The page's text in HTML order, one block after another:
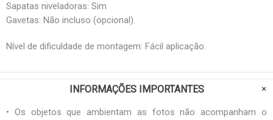
Sapatas niveladoras: Sim
Gavetas: Não incluso (opcional).
Nível de dificuldade de montagem: Fácil aplicação.
INFORMAÇÕES IMPORTANTES
• Os objetos que ambientam as fotos não acompanham o